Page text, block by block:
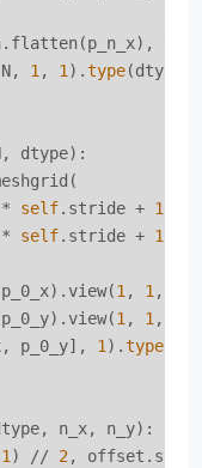
1 , 1 ).type(dtype)
dtype):
self.stride + 1
self.stride + 1
1 , 1 , h,
1 , 1 , h,
p_0_y],
1 ).type
n_x, n_y):
1 ) // 2 , offset.size(